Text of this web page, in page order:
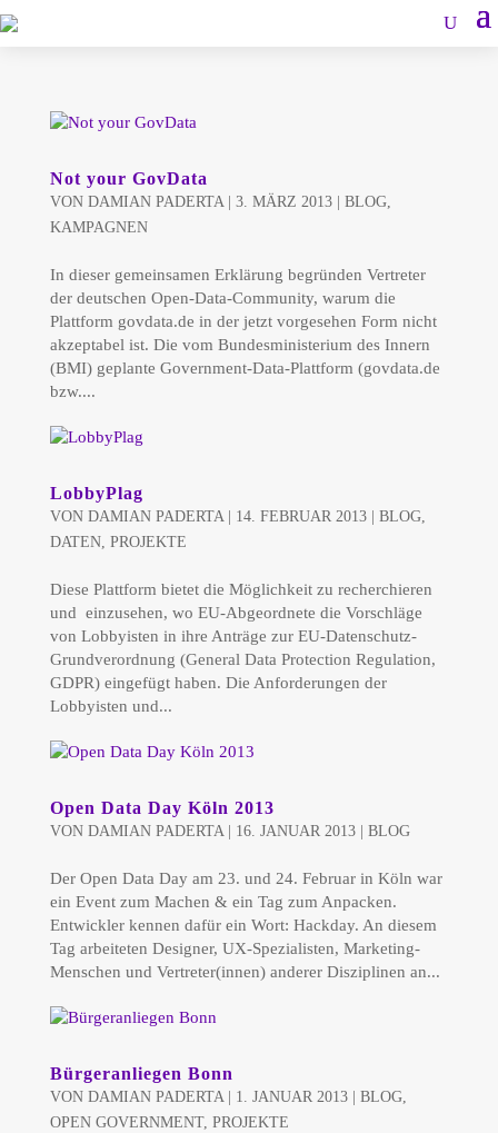
Not your GovData
VON DAMIAN PADERTA| 3. MÄRZ 2013| BLOG,
KAMPAGNEN
In dieser gemeinsamen Erklärung begründen Vertreter
der deutschen Open-Data-Community, warum die
Plattform govdata.de in der jetzt vorgesehen Form nicht
akzeptabel ist. Die vom Bundesministerium des Innern
(BMI) geplante Government-Data-Plattform (govdata.de
bzw....
LobbyPlag
VON DAMIAN PADERTA| 14. FEBRUAR 2013| BLOG,
DATEN, PROJEKTE
Diese Plattform bietet die Möglichkeit zu recherchieren
und einzusehen, wo EU-Abgeordnete die Vorschläge
von Lobbyisten in ihre Anträge zur EU-Datenschutz-
Grundverordnung (General Data Protection Regulation,
GDPR) eingefügt haben. Die Anforderungen der
Lobbyisten und...
Open Data Day Köln 2013
VON DAMIAN PADERTA| 16. JANUAR 2013| BLOG
Der Open Data Day am 23. und 24. Februar in Köln war
ein Event zum Machen & ein Tag zum Anpacken.
Entwickler kennen dafür ein Wort: Hackday. An diesem
Tag arbeiteten Designer, UX-Spezialisten, Marketing-
Menschen und Vertreter(innen) anderer Disziplinen an...
Bürgeranliegen Bonn
VON DAMIAN PADERTA| 1. JANUAR 2013| BLOG,
OPEN GOVERNMENT, PROJEKTE